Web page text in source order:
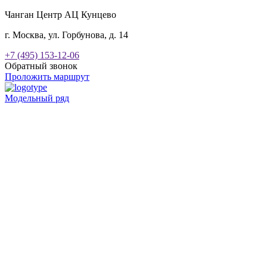
Чанган Центр АЦ Кунцево
г. Москва, ул. Горбунова, д. 14
+7 (495) 153-12-06
Обратный звонок
Проложить маршрут
Модельный ряд